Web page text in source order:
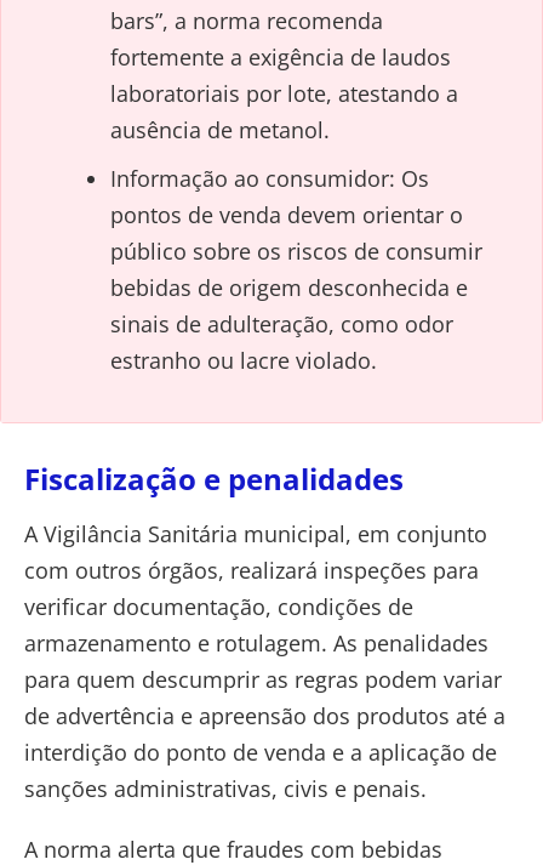
bars”, a norma recomenda
fortemente a exigência de laudos
laboratoriais por lote, atestando a
ausência de metanol.
Informação ao consumidor: Os
pontos de venda devem orientar o
público sobre os riscos de consumir
bebidas de origem desconhecida e
sinais de adulteração, como odor
estranho ou lacre violado.
Fiscalização e penalidades
A Vigilância Sanitária municipal, em conjunto
com outros órgãos, realizará inspeções para
verificar documentação, condições de
armazenamento e rotulagem. As penalidades
para quem descumprir as regras podem variar
de advertência e apreensão dos produtos até a
interdição do ponto de venda e a aplicação de
sanções administrativas, civis e penais.
A norma alerta que fraudes com bebidas